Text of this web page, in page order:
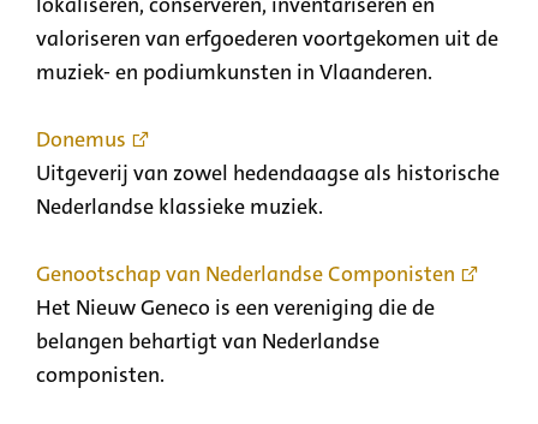
valoriseren van erfgoederen voortgekomen uit de
muziek- en podiumkunsten in Vlaanderen.
Donemus
Uitgeverij van zowel hedendaagse als historische
Nederlandse klassieke muziek.
Genootschap van Nederlandse Componisten
Het Nieuw Geneco is een vereniging die de
belangen behartigt van Nederlandse
componisten.